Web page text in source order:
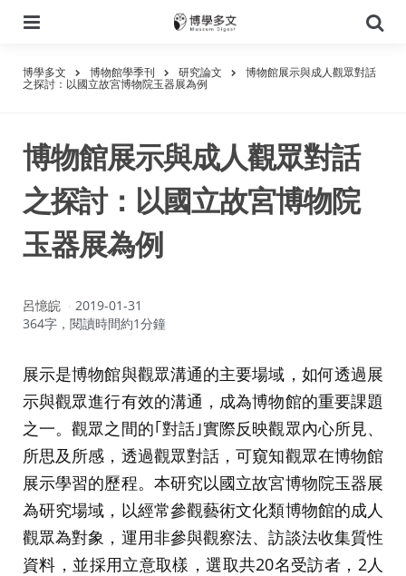
尋
博學多文 博物館學季刊 研究論文 博物館展示與成人觀眾對話
之探討：以國立故宮博物院玉器展為例
博物館展示與成人觀眾對話
之探討：以國立故宮博物院
玉器展為例
作
者：
呂憶皖
2019-01-31
364字，閱讀時間約1分鐘
展示是博物館與觀眾溝通的主要場域，如何透過展
示與觀眾進行有效的溝通，成為博物館的重要課題
之一。觀眾之間的｢對話｣實際反映觀眾內心所見、
所思及所感，透過觀眾對話，可窺知觀眾在博物館
展示學習的歷程。本研究以國立故宮博物院玉器展
為研究場域，以經常參觀藝術文化類博物館的成人
觀眾為對象，運用非參與觀察法、訪談法收集質性
資料，並採用立意取樣，選取共20名受訪者，2人